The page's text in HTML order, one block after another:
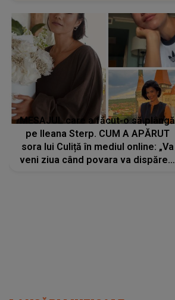
MESAJUL care a făcut-o să plângă
pe Ileana Sterp. CUM A APĂRUT
sora lui Culiță în mediul online: „Va
veni ziua când povara va dispărea,